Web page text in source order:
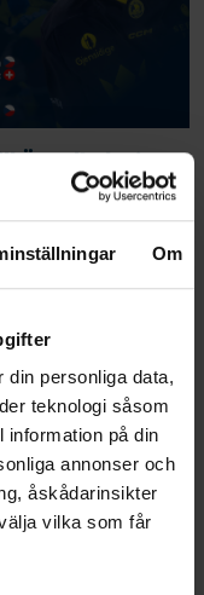
Om
din personliga data,
teknologi såsom
information på din
annonser och
åskådarinsikter
vilka som får
Ängelholm i
Ängelholm, 5-8
väntar spel i Lidl
i Women’s Euro
att möta Finland,